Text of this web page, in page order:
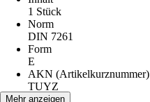
1 Stück
Norm
DIN 7261
Form
E
AKN (Artikelkurznummer)
TUYZ
EAN
Mehr anzeigen